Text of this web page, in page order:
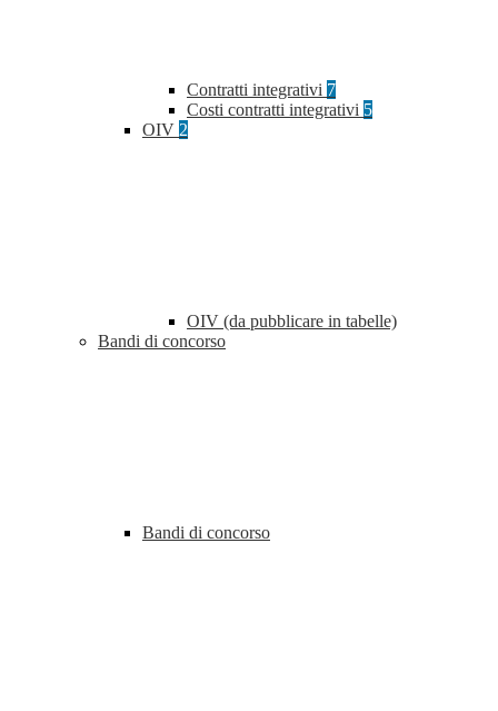
Contratti integrativi 7
Costi contratti integrativi 5
OIV 2
OIV (da pubblicare in tabelle)
Bandi di concorso
Bandi di concorso